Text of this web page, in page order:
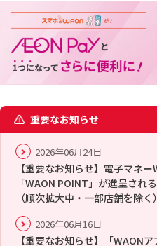
重要なお知らせ
2026年06月24日
【重要なお知らせ】電子マネ
「WAON POINT」が進呈され
（順次拡大中・一部店舗を除く）
2026年06月16日
【重要なお知らせ】「WAON